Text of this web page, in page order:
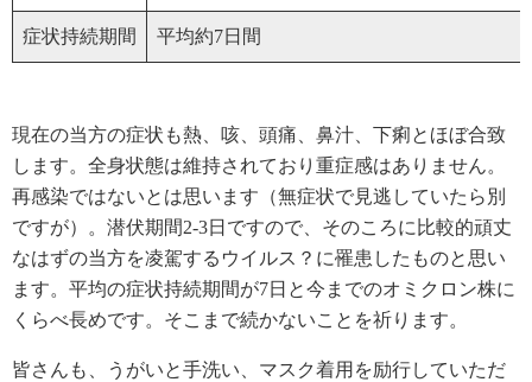
症状持続期間 平均約7日間
現在の当方の症状も熱、咳、頭痛、鼻汁、下痢とほぼ合致
します。全身状態は維持されており重症感はありません。
再感染ではないとは思います（無症状で見逃していたら別
ですが）。潜伏期間2-3日ですので、そのころに比較的頑丈
なはずの当方を凌駕するウイルス？に罹患したものと思い
ます。平均の症状持続期間が7日と今までのオミクロン株に
くらべ長めです。そこまで続かないことを祈ります。
皆さんも、うがいと手洗い、マスク着用を励行していただ